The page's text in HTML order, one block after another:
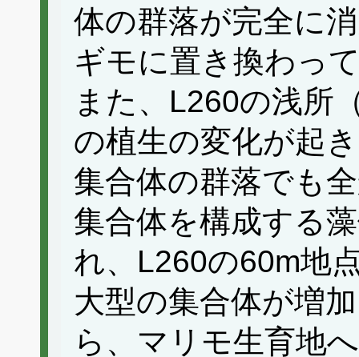
体の群落が完全に
ギモに置き換わっ
また、L260の浅所
の植生の変化が起
集合体の群落でも
集合体を構成する
れ、L260の60m地
大型の集合体が増
ら、マリモ生育地